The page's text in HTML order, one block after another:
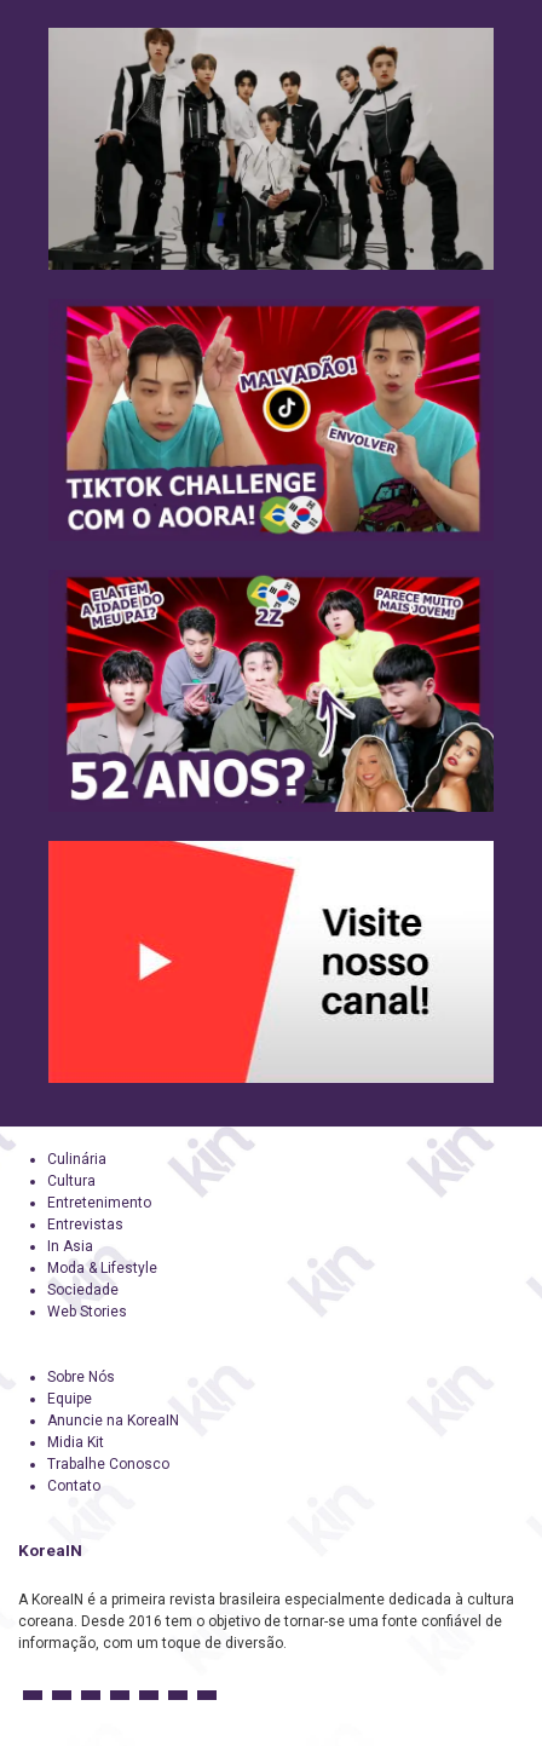
Culinária
Cultura
Entretenimento
Entrevistas
In Asia
Moda & Lifestyle
Sociedade
Web Stories
Sobre Nós
Equipe
Anuncie na KoreaIN
Midia Kit
Trabalhe Conosco
Contato
KoreaIN
A KoreaIN é a primeira revista brasileira especialmente dedicada à cultura
coreana. Desde 2016 tem o objetivo de tornar-se uma fonte confiável de
informação, com um toque de diversão.